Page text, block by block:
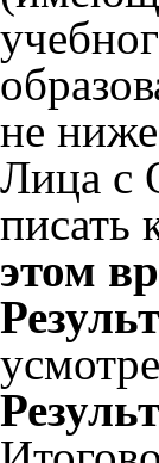
не
Лица с
писать
этом